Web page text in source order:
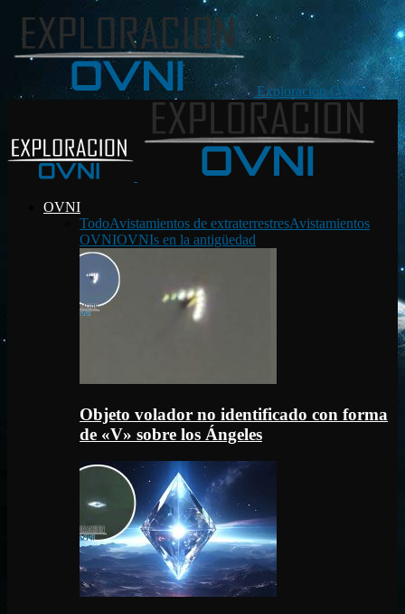
Exploración OVNI
OVNI
TodoAvistamientos de extraterrestresAvistamientos
OVNIOVNIs en la antigüedad
Objeto volador no identificado con forma
de «V» sobre los Ángeles